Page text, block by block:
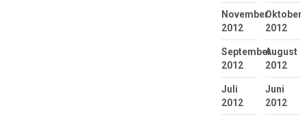
November
2012
Oktober
2012
September
2012
August
2012
Juli
2012
Juni
2012